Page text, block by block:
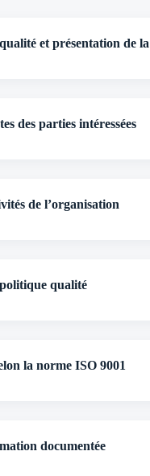
et présentation de
des parties intéressées
de l’organisation
qualité
la norme ISO 9001
documentée